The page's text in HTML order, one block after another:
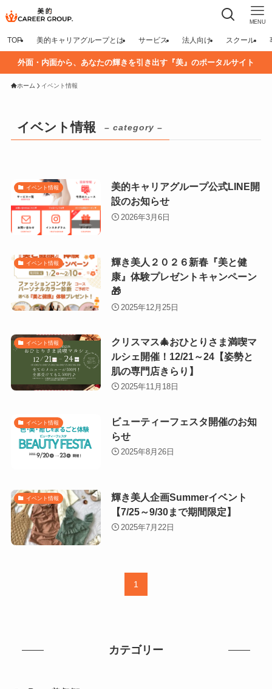
MENU
TOP 美的キャリアグループとは サービス 法人向け スクール
外面・内面から、あなたの輝きを引き出す『美』のポータルサイト
ホーム イベント情報
イベント情報 – category –
イベント情報
美的キャリアグループ公式LINE開
設のお知らせ
2026年3月6日
イベント情報
輝き美人２０２６新春『美と健
康』体験プレゼントキャンペーン
🎁
2025年12月25日
イベント情報
クリスマス🎄おひとりさま満喫マ
ルシェ開催！12/21～24【姿勢と
肌の専門店きらり】
2025年11月18日
イベント情報
ビューティーフェスタ開催のお知
らせ
2025年8月26日
イベント情報
輝き美人企画Summerイベント
【7/25～9/30まで期間限定】
2025年7月22日
1
カテゴリー